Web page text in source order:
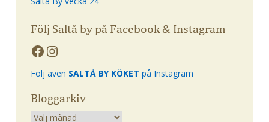
Följ Saltå by på Facebook & Instagram
Följ även SALTÅ BY KÖKET på Instagram
Bloggarkiv
Arkiv